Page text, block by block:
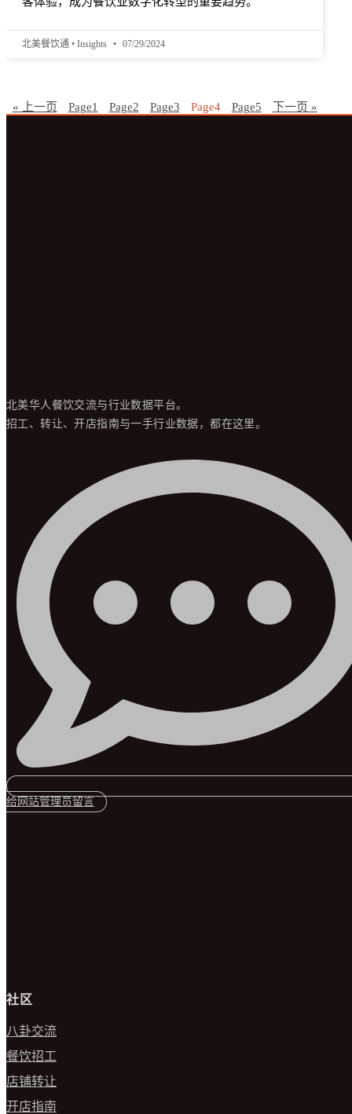
北美餐饮通 • Insights 07/29/2024
« 上一页 Page1 Page2 Page3 Page4 Page5 下一页 »
北美华人餐饮交流与行业数据平台。
招工、转让、开店指南与一手行业数据，都在这里。
给网站管理员留言
社区
八卦交流
餐饮招工
店铺转让
开店指南